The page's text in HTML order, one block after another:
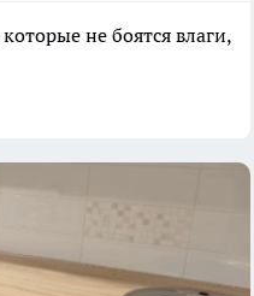
не боятся влаги,